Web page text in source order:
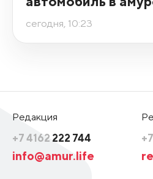
сегодня, 10:23
Редакция
+7 4162 222 744
info@amur.life